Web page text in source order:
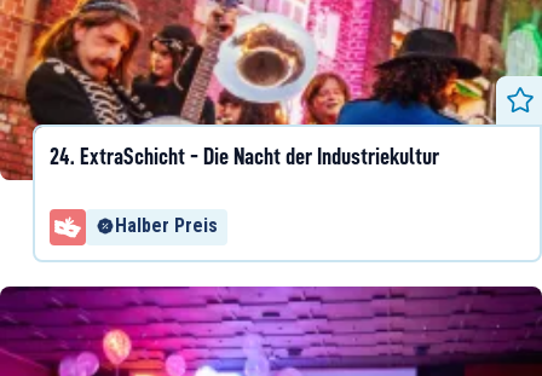
24. ExtraSchicht - Die Nacht der Industriekultur
Halber Preis